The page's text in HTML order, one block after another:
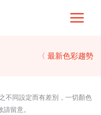
〈 最新色彩趨勢
不同設定而有差別，一切顏色
留意。